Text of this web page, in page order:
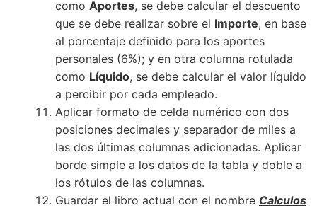
como Aportes, se debe calcular el descuento
que se debe realizar sobre el Importe, en base
al porcentaje definido para los aportes
personales (6%); y en otra columna rotulada
como Líquido, se debe calcular el valor líquido
a percibir por cada empleado.
Aplicar formato de celda numérico con dos
posiciones decimales y separador de miles a
las dos últimas columnas adicionadas. Aplicar
borde simple a los datos de la tabla y doble a
los rótulos de las columnas.
Guardar el libro actual con el nombre Calculos